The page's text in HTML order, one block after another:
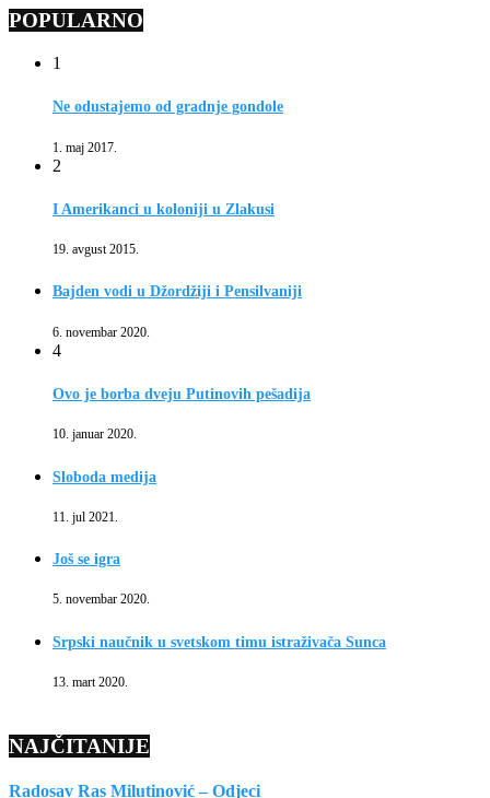
POPULARNO
1
Ne odustajemo od gradnje gondole
1. maj 2017.
2
I Amerikanci u koloniji u Zlakusi
19. avgust 2015.
Bajden vodi u Džordžiji i Pensilvaniji
6. novembar 2020.
4
Ovo je borba dveju Putinovih pešadija
10. januar 2020.
Sloboda medija
11. jul 2021.
Još se igra
5. novembar 2020.
Srpski naučnik u svetskom timu istraživača Sunca
13. mart 2020.
NAJČITANIJE
Radosav Ras Milutinović – Odjeci